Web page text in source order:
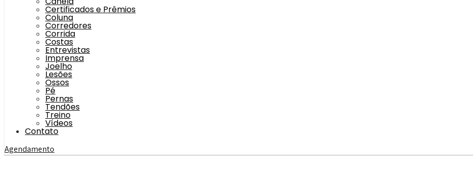
Certificados e Prêmios
Coluna
Corredores
Corrida
Costas
Entrevistas
Imprensa
Joelho
Lesões
Ossos
Pé
Pernas
Tendões
Treino
Vídeos
Contato
Agendamento